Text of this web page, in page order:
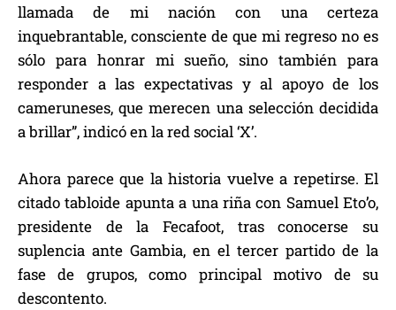
llamada de mi nación con una certeza
inquebrantable, consciente de que mi regreso no es
sólo para honrar mi sueño, sino también para
responder a las expectativas y al apoyo de los
cameruneses, que merecen una selección decidida
a brillar”, indicó en la red social ‘X’.
Ahora parece que la historia vuelve a repetirse. El
citado tabloide apunta a una riña con Samuel Eto’o,
presidente de la Fecafoot, tras conocerse su
suplencia ante Gambia, en el tercer partido de la
fase de grupos, como principal motivo de su
descontento.